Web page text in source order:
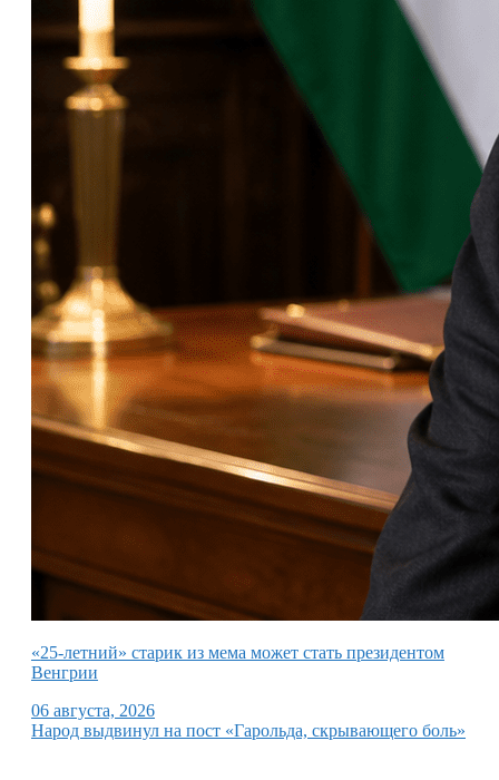
«25-летний» старик из мема может стать президентом
Венгрии
06 августа, 2026
Народ выдвинул на пост «Гарольда, скрывающего боль»